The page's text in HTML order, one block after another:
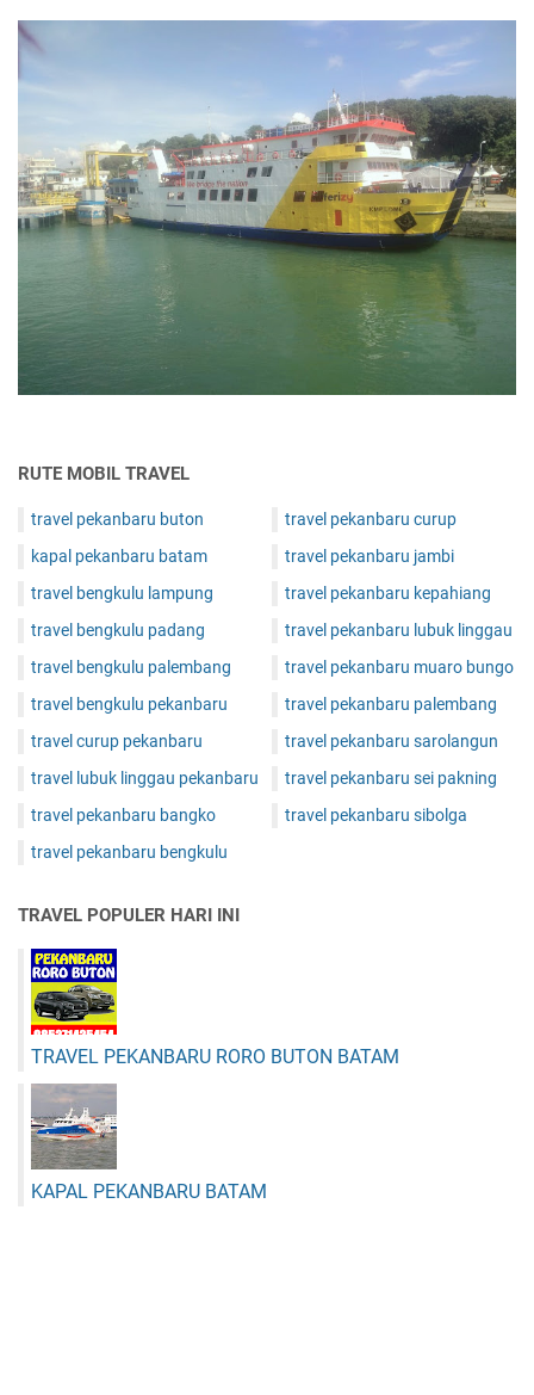
RUTE MOBIL TRAVEL
travel pekanbaru buton
kapal pekanbaru batam
travel bengkulu lampung
travel bengkulu padang
travel bengkulu palembang
travel bengkulu pekanbaru
travel curup pekanbaru
travel lubuk linggau pekanbaru
travel pekanbaru bangko
travel pekanbaru bengkulu
travel pekanbaru curup
travel pekanbaru jambi
travel pekanbaru kepahiang
travel pekanbaru lubuk linggau
travel pekanbaru muaro bungo
travel pekanbaru palembang
travel pekanbaru sarolangun
travel pekanbaru sei pakning
travel pekanbaru sibolga
TRAVEL POPULER HARI INI
TRAVEL PEKANBARU RORO BUTON BATAM
KAPAL PEKANBARU BATAM